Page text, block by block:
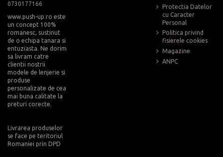
0730177166
www.push-up.ro este
un concept 100%
romanesc, sustinut
de o echipa tanara si
entuziasta. Ne dorim
sa livram catre
clientii nostrii
modele de lenjerie si
produse
personalizate de cea
mai buna calitate la
preturi corecte.
Livrarea produselor
se face pe teritoriul
Romaniei prin DPD
Protectia Datelor
cu Caracter
Personal
Politica privind
fisierele cookies
Magazine
ANPC